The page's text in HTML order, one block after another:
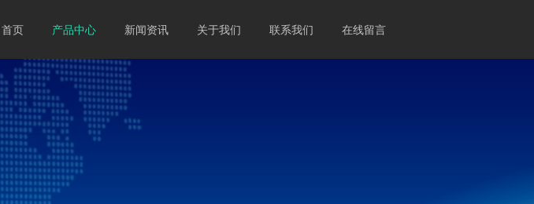
首页 产品中心 新闻资讯 关于我们 联系我们 在线留言